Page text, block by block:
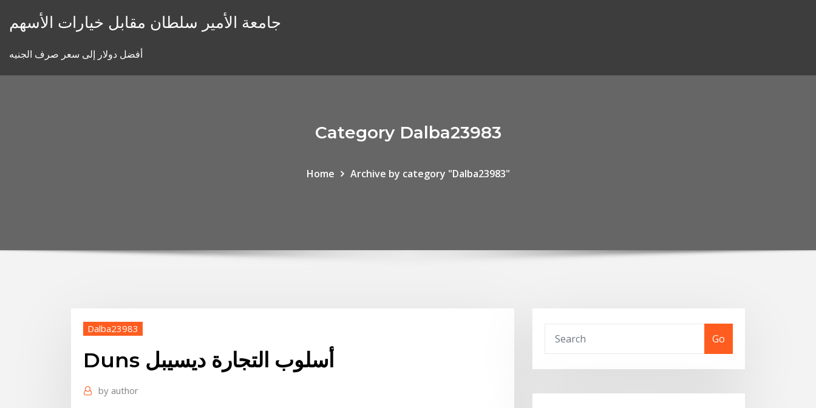
جامعة الأمير سلطان مقابل خيارات الأسهم
أفضل دولار إلى سعر صرف الجنيه
Category Dalba23983
Home Archive by category "Dalba23983"
Dalba23983
Duns أسلوب التجارة ديسيبل
by author
Go